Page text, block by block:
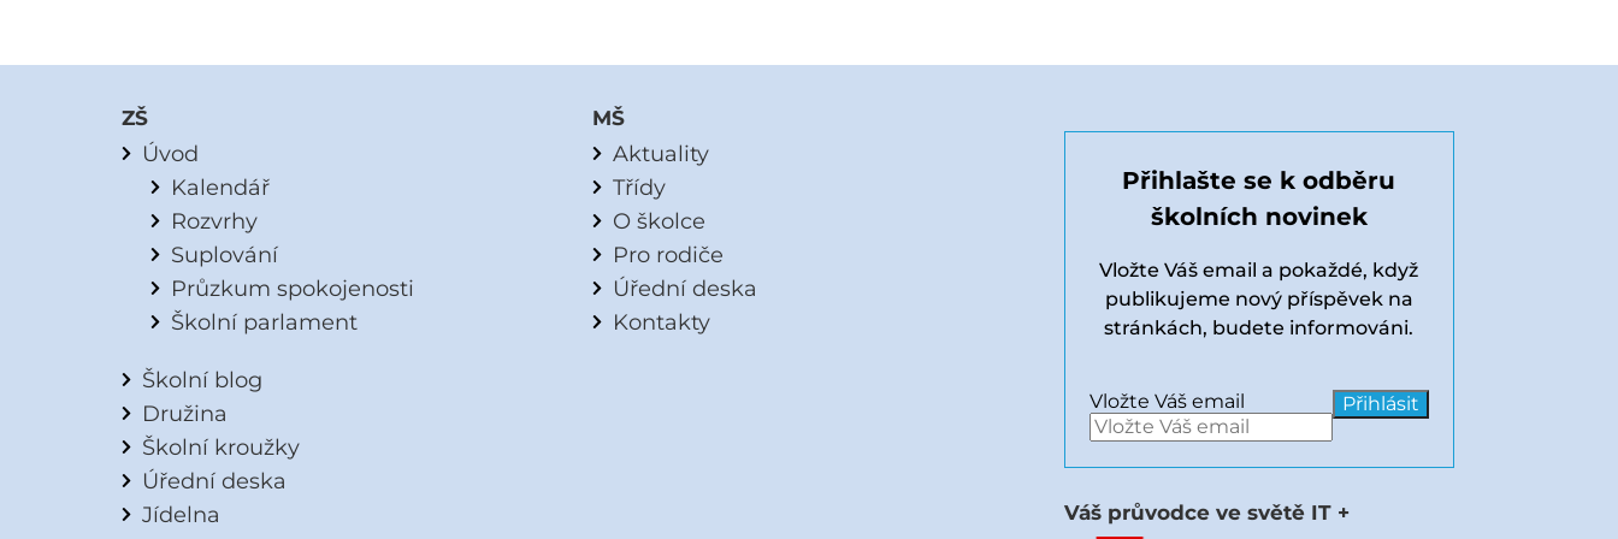
ZŠ
Úvod
Kalendář
Rozvrhy
Suplování
Průzkum spokojenosti
Školní parlament
Školní blog
Družina
Školní kroužky
Úřední deska
Jídelna
MŠ
Aktuality
Třídy
O školce
Pro rodiče
Úřední deska
Kontakty
Přihlašte se k odběru
školních novinek
Vložte Váš email a pokaždé, když
publikujeme nový příspěvek na
stránkách, budete informováni.
Vložte Váš email
Váš průvodce ve světě IT +